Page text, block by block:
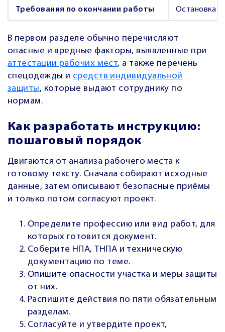
Требования по окончании работы Остановка
В первом разделе обычно перечисляют
опасные и вредные факторы, выявленные при
аттестации рабочих мест, а также перечень
спецодежды и средств индивидуальной
защиты, которые выдают сотруднику по
нормам.
Как разработать инструкцию:
пошаговый порядок
Двигаются от анализа рабочего места к
готовому тексту. Сначала собирают исходные
данные, затем описывают безопасные приёмы
и только потом согласуют проект.
Определите профессию или вид работ, для
которых готовится документ.
Соберите НПА, ТНПА и техническую
документацию по теме.
Опишите опасности участка и меры защиты
от них.
Распишите действия по пяти обязательным
разделам.
Согласуйте и утвердите проект,